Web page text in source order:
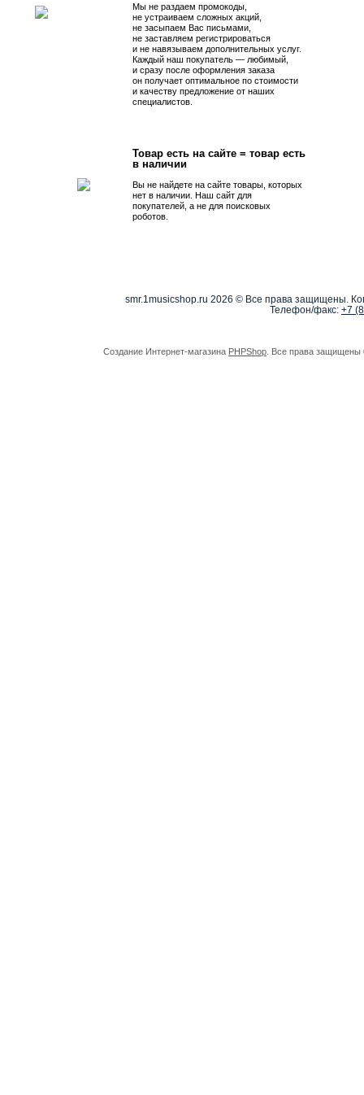
Мы не раздаем промокоды,
не устраиваем сложных акций,
не засыпаем Вас письмами,
не заставляем регистрироваться
и не навязываем дополнительных услуг.
Каждый наш покупатель — любимый,
и сразу после оформления заказа
он получает оптимальное по стоимости
и качеству предложение от наших
специалистов.
Товар есть на сайте = товар есть
в наличии
Вы не найдете на сайте товары, которых
нет в наличии. Наш сайт для
покупателей, а не для поисковых
роботов.
smr.1musicshop.ru 2026 © Все права защищены.
Телефон/факс: +7
Создание Интернет-магазина PHPShop . Все права защищены